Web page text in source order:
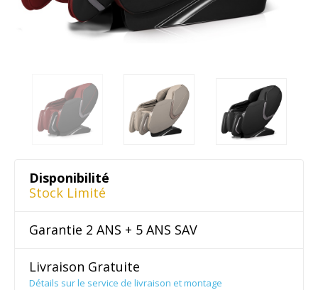
Disponibilité
Stock Limité
Garantie 2 ANS + 5 ANS SAV
Livraison Gratuite
Détails sur le service de livraison et montage